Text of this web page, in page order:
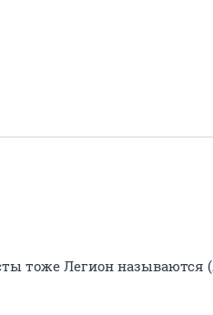
тоже Легион называются